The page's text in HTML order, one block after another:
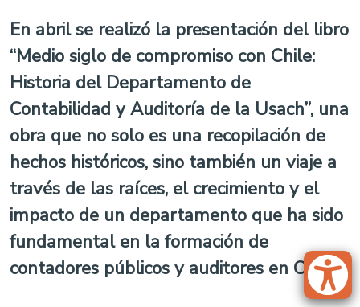
En abril se realizó la presentación del libro
“Medio siglo de compromiso con Chile:
Historia del Departamento de
Contabilidad y Auditoría de la Usach”, una
obra que no solo es una recopilación de
hechos históricos, sino también un viaje a
través de las raíces, el crecimiento y el
impacto de un departamento que ha sido
fundamental en la formación de
contadores públicos y auditores en Chile.